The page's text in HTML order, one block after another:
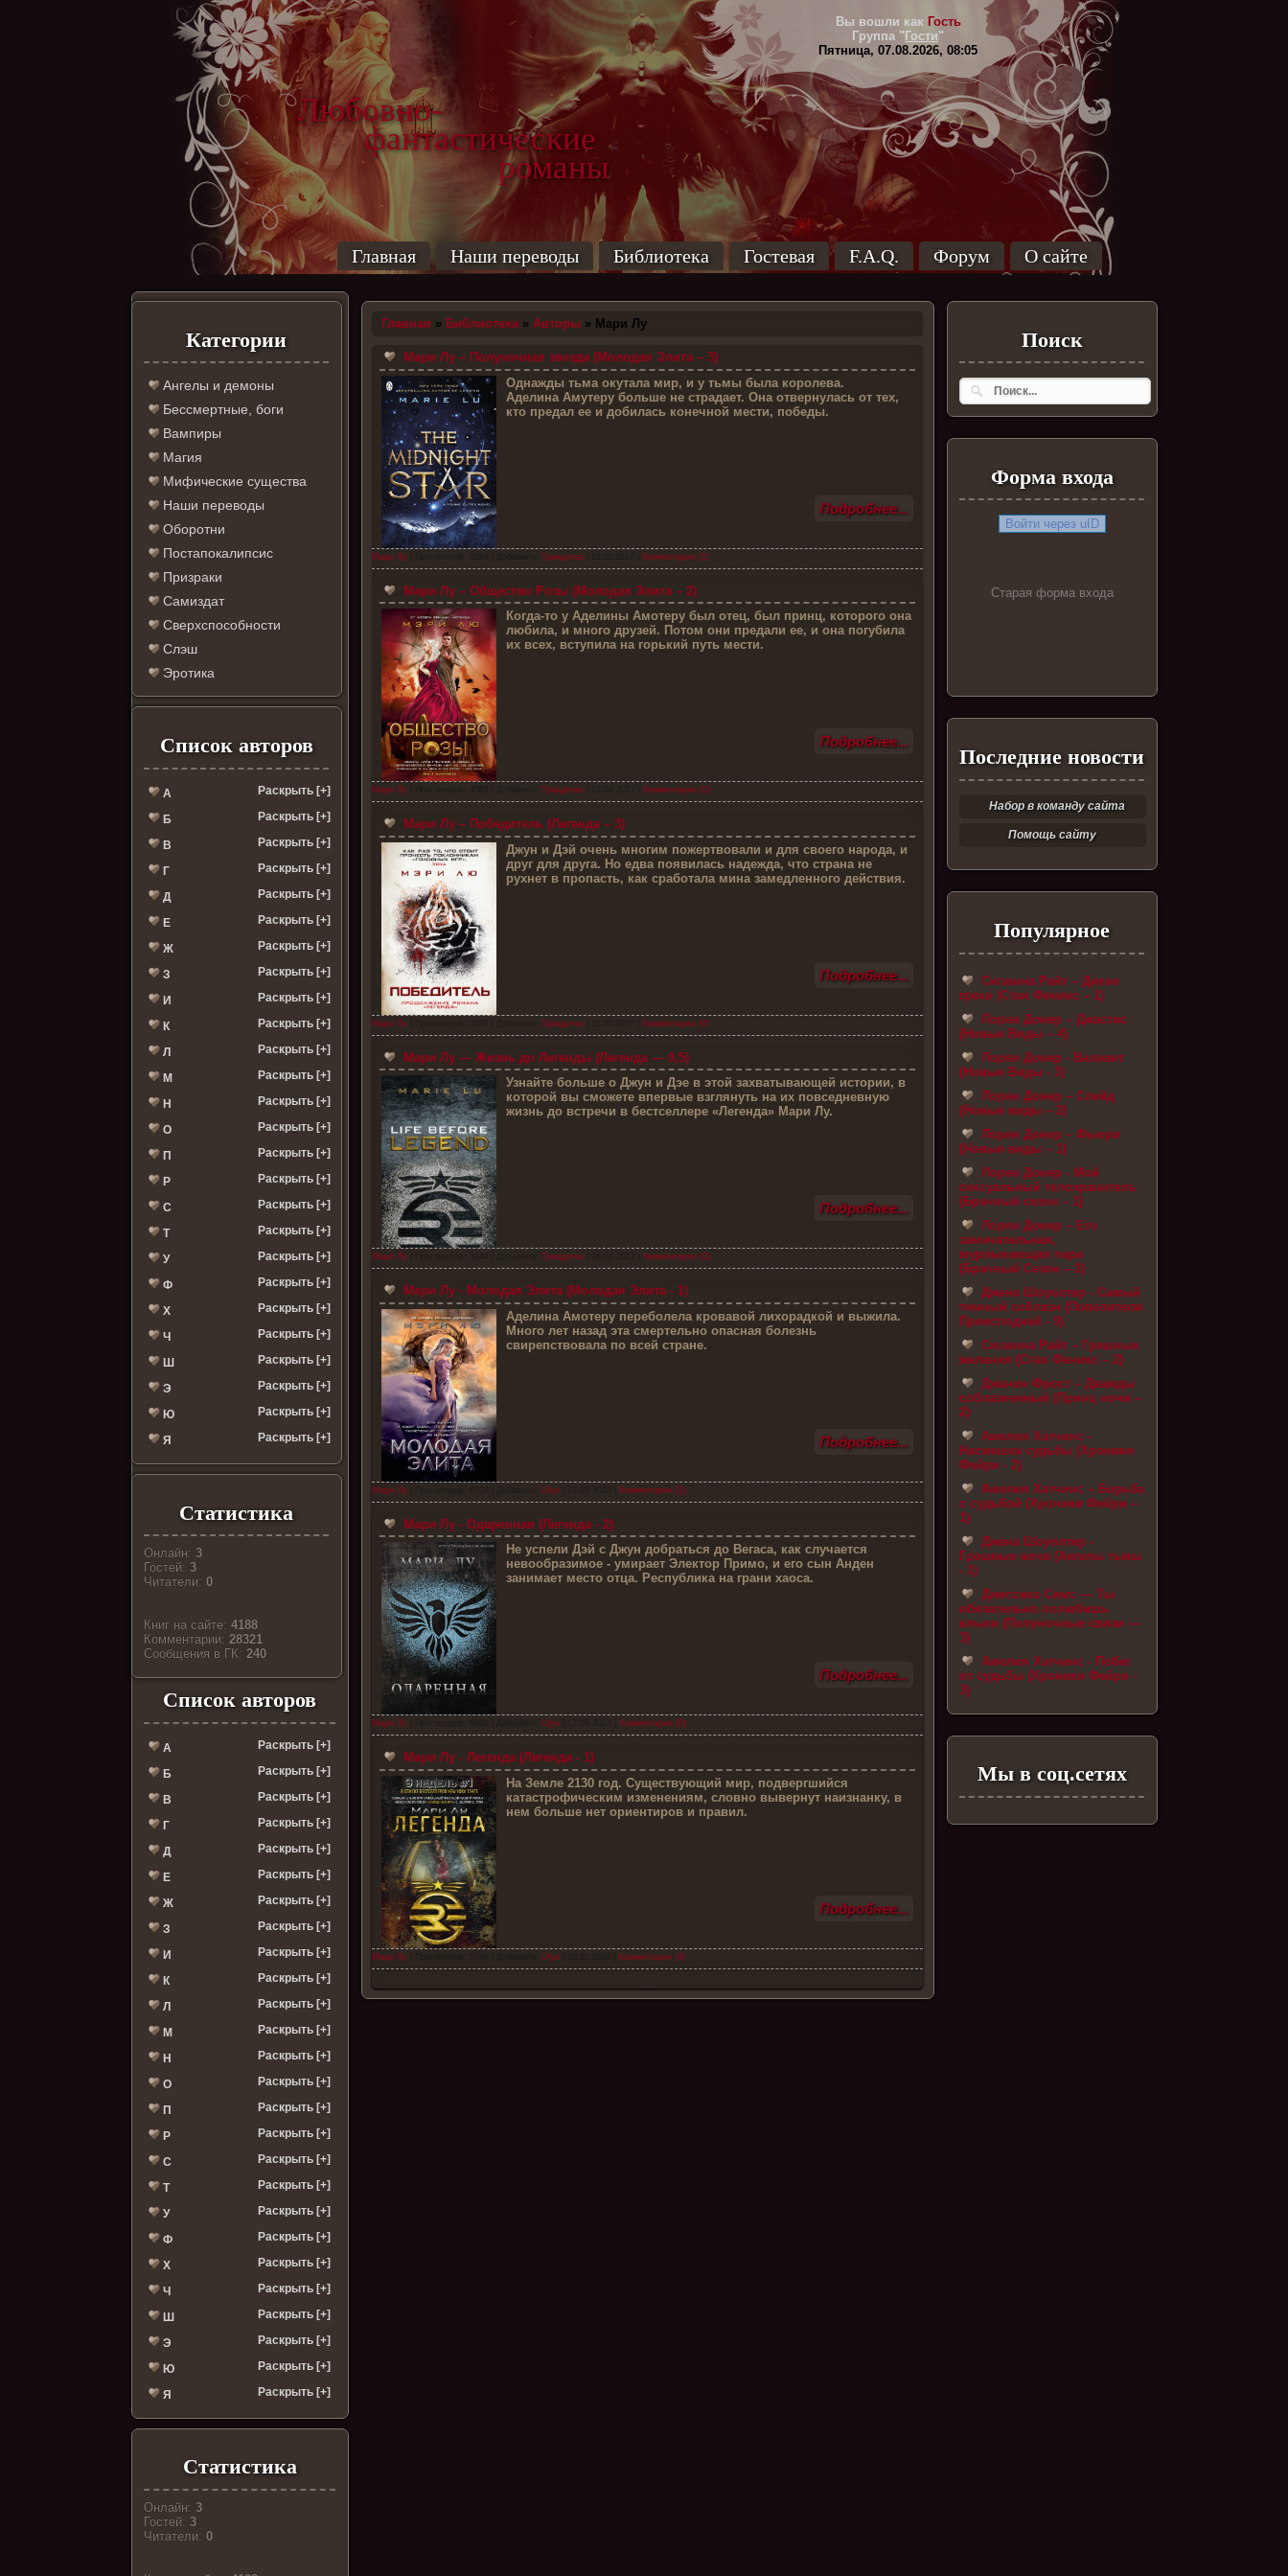
Любовно-
фантастические
романы
Вы вошли как Гость
Группа " Гости"
Пятница, 07.08.2026, 08:05
Главная Наши переводы Библиотека Гостевая F.A.Q. Форум О сайте
Категории
Ангелы и демоны
Бессмертные, боги
Вампиры
Магия
Мифические существа
Наши переводы
Оборотни
Постапокалипсис
Призраки
Самиздат
Сверхспособности
Слэш
Эротика
Список авторов
А Раскрыть [+]
Б Раскрыть [+]
В Раскрыть [+]
Г Раскрыть [+]
Д Раскрыть [+]
Е Раскрыть [+]
Ж Раскрыть [+]
З Раскрыть [+]
И Раскрыть [+]
К Раскрыть [+]
Л Раскрыть [+]
М Раскрыть [+]
Н Раскрыть [+]
О Раскрыть [+]
П Раскрыть [+]
Р Раскрыть [+]
С Раскрыть [+]
Т Раскрыть [+]
У Раскрыть [+]
Ф Раскрыть [+]
Х Раскрыть [+]
Ч Раскрыть [+]
Ш Раскрыть [+]
Э Раскрыть [+]
Ю Раскрыть [+]
Я Раскрыть [+]
Статистика
Онлайн: 3
Гостей: 3
Читатели: 0
Книг на сайте: 4188
Комментарии: 28321
Cообщения в ГК: 240
Список авторов
А Раскрыть [+]
Б Раскрыть [+]
В Раскрыть [+]
Г Раскрыть [+]
Д Раскрыть [+]
Е Раскрыть [+]
Ж Раскрыть [+]
З Раскрыть [+]
И Раскрыть [+]
К Раскрыть [+]
Л Раскрыть [+]
М Раскрыть [+]
Н Раскрыть [+]
О Раскрыть [+]
П Раскрыть [+]
Р Раскрыть [+]
С Раскрыть [+]
Т Раскрыть [+]
У Раскрыть [+]
Ф Раскрыть [+]
Х Раскрыть [+]
Ч Раскрыть [+]
Ш Раскрыть [+]
Э Раскрыть [+]
Ю Раскрыть [+]
Я Раскрыть [+]
Статистика
Онлайн: 3
Гостей: 3
Читатели: 0
Главная » Библиотека» Авторы » Мари Лу
Мари Лу – Полуночная звезда (Молодая Элита – 3)
Однажды тьма окутала мир, и у тьмы была королева.
Аделина Амутеру больше не страдает. Она отвернулась от тех,
кто предал ее и добилась конечной мести, победы.
Подробнее...
Мари Лу| Просмотров: 3289 | Добавила: Триадочка| Комментарии (1)
Мари Лу – Общество Розы (Молодая Элита – 2)
Когда-то у Аделины Амотеру был отец, был принц, которого она
любила, и много друзей. Потом они предали ее, и она погубила
их всех, вступила на горький путь мести.
Подробнее...
Мари Лу| Просмотров: 4561 | Добавила: Триадочка| Комментарии (0)
Мари Лу – Победитель (Легенда – 3)
Джун и Дэй очень многим пожертвовали и для своего народа, и
друг для друга. Но едва появилась надежда, что страна не
рухнет в пропасть, как сработала мина замедленного действия.
Подробнее...
Мари Лу| Просмотров: 3837 | Добавила: Триадочка| Комментарии (0)
Мари Лу — Жизнь до Легенды (Легенда — 0,5)
Узнайте больше о Джун и Дэе в этой захватывающей истории, в
которой вы сможете впервые взглянуть на их повседневную
жизнь до встречи в бестселлере «Легенда» Мари Лу.
Подробнее...
Мари Лу| Просмотров: 3644 | Добавила: Триадочка| Комментарии (0)
Мари Лу - Молодая Элита (Молодая Элита - 1)
Аделина Амотеру переболела кровавой лихорадкой и выжила.
Много лет назад эта смертельно опасная болезнь
свирепствовала по всей стране.
Подробнее...
Мари Лу| Просмотров: 8628 | Добавила: Ulya| Комментарии (2)
Мари Лу - Одаренная (Легенда - 2)
Не успели Дэй с Джун добраться до Вегаса, как случается
невообразимое - умирает Электор Примо, и его сын Анден
занимает место отца. Республика на грани хаоса.
Подробнее...
Мари Лу| Просмотров: 6629 | Добавила: Ulya| Комментарии (0)
Мари Лу - Легенда (Легенда - 1)
На Земле 2130 год. Существующий мир, подвергшийся
катастрофическим изменениям, словно вывернут наизнанку, в
нем больше нет ориентиров и правил.
Подробнее...
Мари Лу| Просмотров: 5748 | Добавила: Ulya| Комментарии (4)
Поиск
Форма входа
Войти через uID
Старая форма входа
Последние новости
Набор в команду сайта
Помощь сайту
Популярное
Сюзанна Райт – Дикие
грехи (Стая Феникс – 1)
Лорен Донер – Джастис
(Новые Виды – 4)
Лорен Донер - Валиант
(Новые Виды - 3)
Лорен Донер – Слейд
(Новые виды – 2)
Лорен Донер – Фьюри
(Новые виды – 1)
Лорен Донер - Мой
сексуальный телохранитель
(Брачный сезон – 1)
Лорен Донер – Его
замечательная,
мурлыкающая пара
(Брачный Сезон – 2)
Джена Шоуолтер - Самый
темный соблазн (Повелители
Преисподней - 9)
Сюзанна Райт – Грешные
желания (Стая Феникс – 2)
Джанин Фрост – Дважды
соблазненный (Принц ночи –
2)
Амелия Хатчинс -
Насмешка судьбы (Хроники
Фейри - 2)
Амелия Хатчинс – Борьба
с судьбой (Хроники Фейри –
1)
Джена Шоуолтер -
Грешные ночи (Ангелы тьмы
- 1)
Джессика Симс — Ты
обязательно полюбишь
клыки (Полуночные связи —
3)
Амелия Хатчинс - Побег
от судьбы (Хроники Фейри -
3)
Мы в соц.сетях